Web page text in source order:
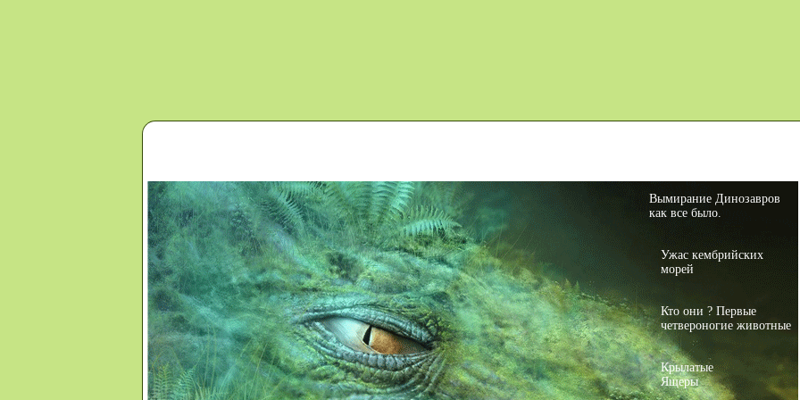
Вымирание Динозавров
как все было.
Ужас кембрийских
морей
Кто они ? Первые
четвероногие животные
Крылатые
Ящеры